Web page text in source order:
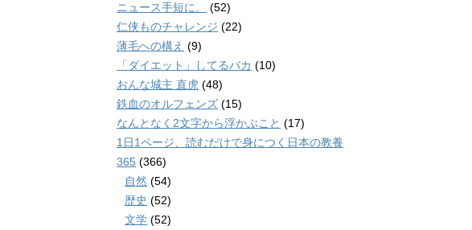
ニュース手短に。
(52)
仁侠ものチャレンジ (22)
薄毛への構え (9)
「ダイエット」してるバカ (10)
おんな城主 直虎 (48)
鉄血のオルフェンズ (15)
なんとなく2文字から浮かぶこと (17)
1日1ページ、読むだけで身につく日本の教養
365 (366)
自然 (54)
歴史 (52)
文学 (52)